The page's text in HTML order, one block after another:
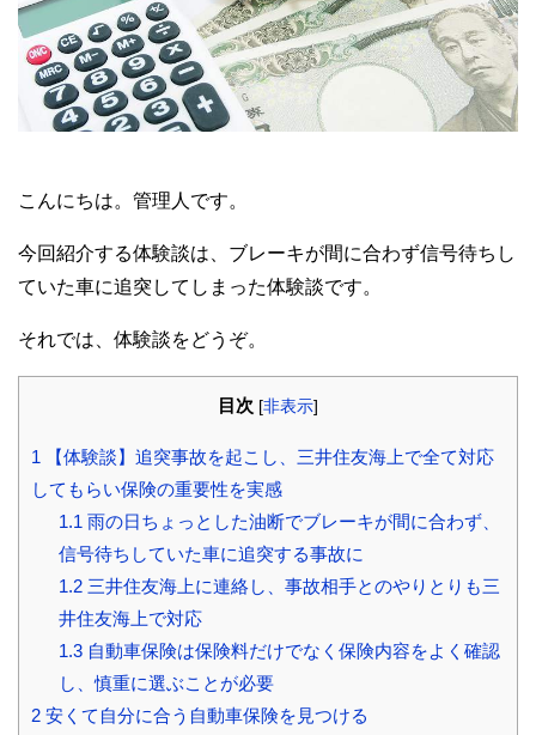
こんにちは。管理人です。
今回紹介する体験談は、ブレーキが間に合わず信号待ちし
ていた車に追突してしまった体験談です。
それでは、体験談をどうぞ。
目次 [非表示]
1 【体験談】追突事故を起こし、三井住友海上で全て対応
してもらい保険の重要性を実感
1.1 雨の日ちょっとした油断でブレーキが間に合わず、
信号待ちしていた車に追突する事故に
1.2三井住友海上に連絡し、事故相手とのやりとりも三
井住友海上で対応
1.3自動車保険は保険料だけでなく保険内容をよく確認
し、慎重に選ぶことが必要
2 安くて自分に合う自動車保険を見つける